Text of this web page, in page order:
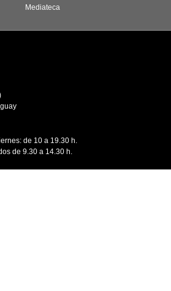
Mediateca
de 10 a 19.30 h.
de 9.30 a 14.30 h.